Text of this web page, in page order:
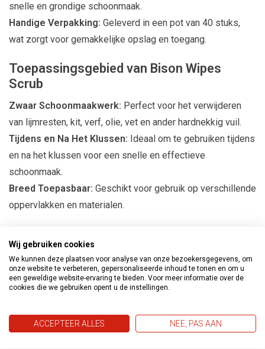
snelle en grondige schoonmaak.
Handige Verpakking: Geleverd in een pot van 40 stuks,
wat zorgt voor gemakkelijke opslag en toegang.
Toepassingsgebied van Bison Wipes
Scrub
Zwaar Schoonmaakwerk: Perfect voor het verwijderen
van lijmresten, kit, verf, olie, vet en ander hardnekkig vuil.
Tijdens en Na Het Klussen: Ideaal om te gebruiken tijdens
en na het klussen voor een snelle en effectieve
schoonmaak.
Breed Toepasbaar: Geschikt voor gebruik op verschillende
oppervlakken en materialen.
Efficiënte Reiniging:Verwijdert effectief hardnekkig vuil
en vlekken zonder veel moeite.
Sterk en Duurzaam:De vezelversterkte doekjes zijn sterk
vallen.
Wij gebruiken cookies
We kunnen deze plaatsen voor analyse van onze bezoekersgegevens, om
onze website te verbeteren, gepersonaliseerde inhoud te tonen en om u
een geweldige website-ervaring te bieden. Voor meer informatie over de
cookies die we gebruiken opent u de instellingen.
ACCEPTEER ALLES NEE, PAS AAN